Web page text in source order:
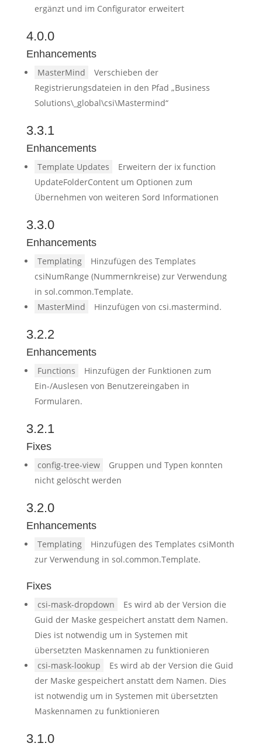
ergänzt und im Configurator erweitert
4.0.0
Enhancements
MasterMind
Verschieben der
Registrierungsdateien in den Pfad „Business
Solutions\_global\csi\Mastermind“
3.3.1
Enhancements
Template Updates
Erweitern der ix function
UpdateFolderContent um Optionen zum
Übernehmen von weiteren Sord Informationen
3.3.0
Enhancements
Templating
Hinzufügen des Templates
csiNumRange (Nummernkreise) zur Verwendung
in sol.common.Template.
MasterMind
Hinzufügen von csi.mastermind.
3.2.2
Enhancements
Functions
Hinzufügen der Funktionen zum
Ein-/Auslesen von Benutzereingaben in
Formularen.
3.2.1
Fixes
config-tree-view
Gruppen und Typen konnten
nicht gelöscht werden
3.2.0
Enhancements
Templating
Hinzufügen des Templates csiMonth
zur Verwendung in sol.common.Template.
Fixes
csi-mask-dropdown
Es wird ab der Version die
Guid der Maske gespeichert anstatt dem Namen.
Dies ist notwendig um in Systemen mit
übersetzten Maskennamen zu funktionieren
csi-mask-lookup
Es wird ab der Version die Guid
der Maske gespeichert anstatt dem Namen. Dies
ist notwendig um in Systemen mit übersetzten
Maskennamen zu funktionieren
3.1.0